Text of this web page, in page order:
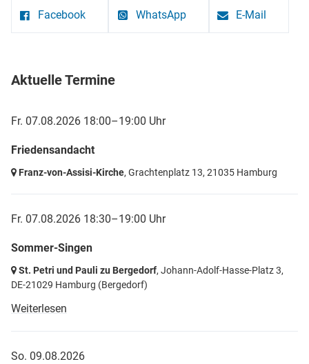
Facebook WhatsApp E-Mail
Aktuelle Termine
Fr. 07.08.2026 18:00–19:00 Uhr
Friedensandacht
Franz-von-Assisi-Kirche, Grachtenplatz 13, 21035 Hamburg
Fr. 07.08.2026 18:30–19:00 Uhr
Sommer-Singen
St. Petri und Pauli zu Bergedorf, Johann-Adolf-Hasse-Platz 3,
DE-21029 Hamburg (Bergedorf)
Weiterlesen
So. 09.08.2026